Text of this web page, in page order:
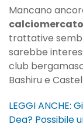
Mancano
calciomercato
trattative
sarebbe
club
Bashiru e
LEGGI ANCHE:
Dea? Possibile